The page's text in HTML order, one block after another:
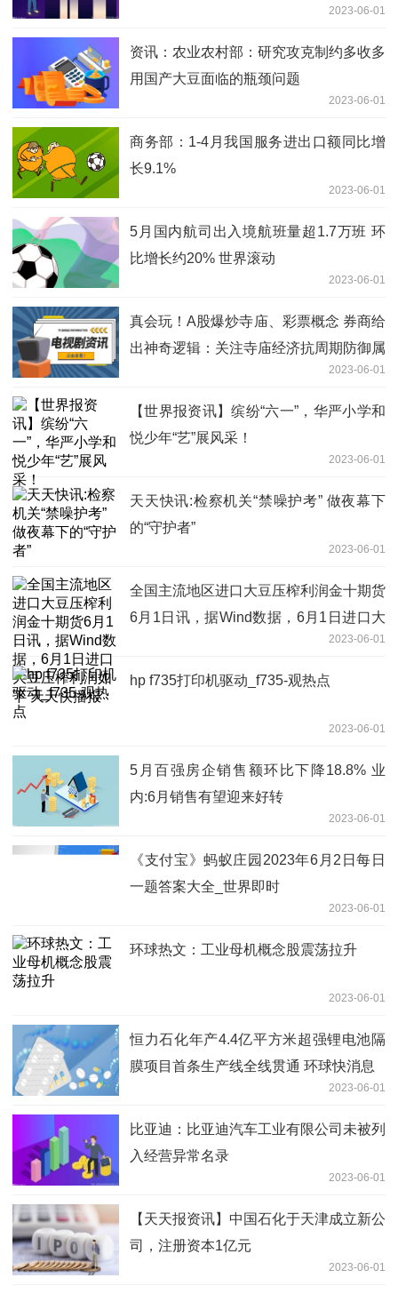
2023-06-01
资讯：农业农村部：研究攻克制约多收多
用国产大豆面临的瓶颈问题
2023-06-01
商务部：1-4月我国服务进出口额同比增
长9.1%
2023-06-01
5月国内航司出入境航班量超1.7万班 环
比增长约20% 世界滚动
2023-06-01
真会玩！A股爆炒寺庙、彩票概念 券商给
出神奇逻辑：关注寺庙经济抗周期防御属
2023-06-01
【世界报资讯】缤纷“六一”，华严小学和
悦少年“艺”展风采！
2023-06-01
天天快讯:检察机关“禁噪护考” 做夜幕下
的“守护者”
2023-06-01
全国主流地区进口大豆压榨利润金十期货
6月1日讯，据Wind数据，6月1日进口大
2023-06-01
hp f735打印机驱动_f735-观热点
2023-06-01
5月百强房企销售额环比下降18.8% 业
内:6月销售有望迎来好转
2023-06-01
《支付宝》蚂蚁庄园2023年6月2日每日
一题答案大全_世界即时
2023-06-01
环球热文：工业母机概念股震荡拉升
2023-06-01
恒力石化年产4.4亿平方米超强锂电池隔
膜项目首条生产线全线贯通 环球快消息
2023-06-01
比亚迪：比亚迪汽车工业有限公司未被列
入经营异常名录
2023-06-01
【天天报资讯】中国石化于天津成立新公
司，注册资本1亿元
2023-06-01